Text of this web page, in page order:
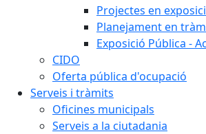
Projectes en
Planejament en
Exposició Pública -
CIDO
Oferta pública d'ocupació
Serveis i tràmits
Oficines municipals
Serveis a la ciutadania